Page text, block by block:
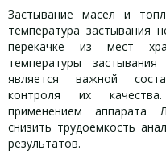
Застывание масел и
температура застывания
перекачке из мест
температуры
является важной
контроля их
применением аппарата
снизить трудоемкость
результатов.